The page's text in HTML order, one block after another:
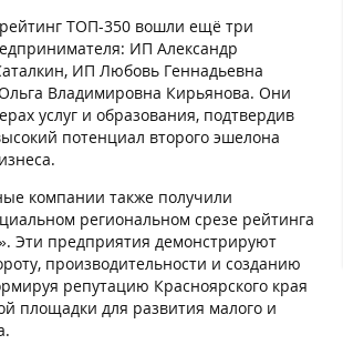
ТОП-350 вошли ещё три
ИП Александр
ИП Любовь Геннадьевна
Владимировна Кирьянова. Они
услуг и образования, подтвердив
потенциал второго эшелона
компании также получили
региональном срезе рейтинга
Эти предприятия демонстрируют
производительности и созданию
репутацию Красноярского края
площадки для развития малого и